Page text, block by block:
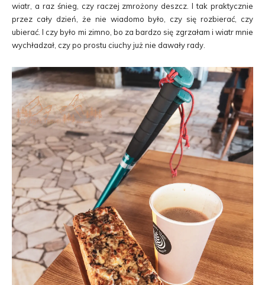
wiatr, a raz śnieg, czy raczej zmrożony deszcz. I tak praktycznie
przez cały dzień, że nie wiadomo było, czy się rozbierać, czy
ubierać. I czy było mi zimno, bo za bardzo się zgrzałam i wiatr mnie
wychładzał, czy po prostu ciuchy już nie dawały rady.